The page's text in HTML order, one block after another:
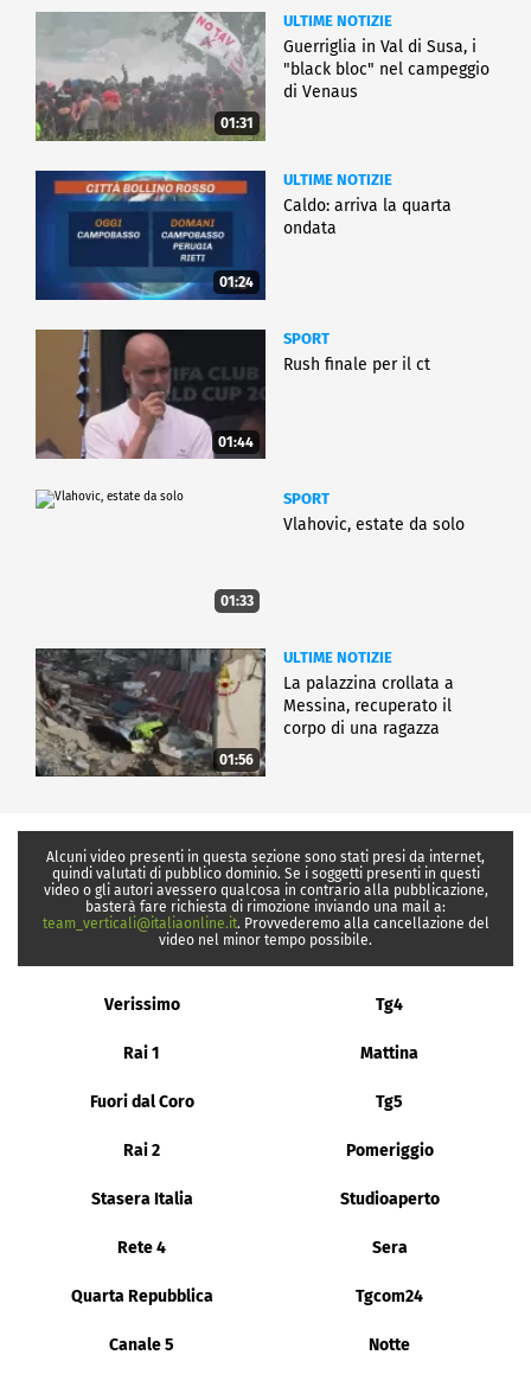
01:31
ULTIME NOTIZIE
Guerriglia in Val di Susa, i
"black bloc" nel campeggio
di Venaus
01:24
ULTIME NOTIZIE
Caldo: arriva la quarta
ondata
01:44
SPORT
Rush finale per il ct
01:33
SPORT
Vlahovic, estate da solo
01:56
ULTIME NOTIZIE
La palazzina crollata a
Messina, recuperato il
corpo di una ragazza
Alcuni video presenti in questa sezione sono stati presi da internet,
quindi valutati di pubblico dominio. Se i soggetti presenti in questi
video o gli autori avessero qualcosa in contrario alla pubblicazione,
basterà fare richiesta di rimozione inviando una mail a:
team_verticali@italiaonline.it. Provvederemo alla cancellazione del
video nel minor tempo possibile.
Verissimo Tg4
Rai 1 Mattina
Fuori dal Coro Tg5
Rai 2 Pomeriggio
Stasera Italia Studioaperto
Rete 4 Sera
Quarta Repubblica Tgcom24
Canale 5 Notte